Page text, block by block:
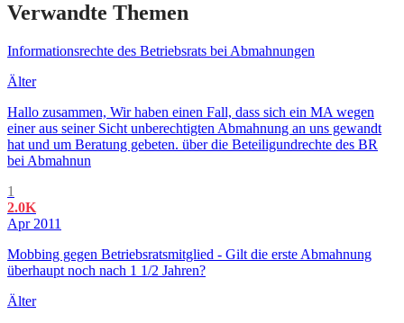
Verwandte Themen
Informationsrechte des Betriebsrats bei Abmahnungen
Älter
Hallo zusammen, Wir haben einen Fall, dass sich ein MA wegen
einer aus seiner Sicht unberechtigten Abmahnung an uns gewandt
hat und um Beratung gebeten. über die Beteiligundrechte des BR
bei Abmahnun
1
2.0K
Apr 2011
Mobbing gegen Betriebsratsmitglied - Gilt die erste Abmahnung
überhaupt noch nach 1 1/2 Jahren?
Älter